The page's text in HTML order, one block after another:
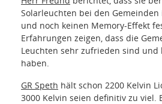
Solarleuchten bei den Gemeinden
und noch keinen Memory-Effekt
Erfahrungen zeigen, dass die
Leuchten sehr zufrieden sind und
haben.
GR Speth hält schon 2200 Kelvin
3000 Kelvin seien definitiv zu viel.